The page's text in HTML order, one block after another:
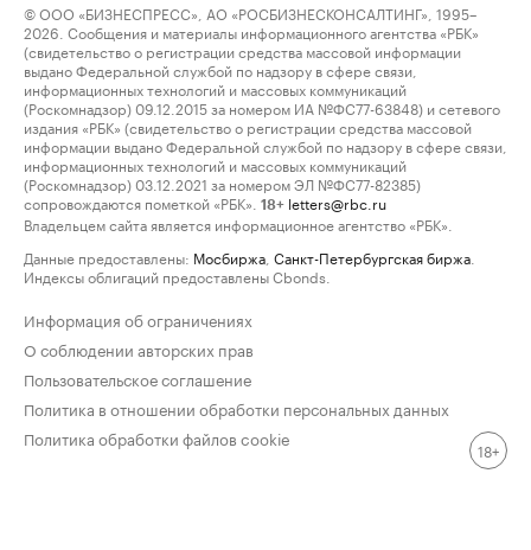
© ООО «БИЗНЕСПРЕСС», АО «РОСБИЗНЕСКОНСАЛТИНГ», 1995–
2026. Сообщения и материалы информационного агентства «РБК»
(свидетельство о регистрации средства массовой информации
выдано Федеральной службой по надзору в сфере связи,
информационных технологий и массовых коммуникаций
(Роскомнадзор) 09.12.2015 за номером ИА №ФС77-63848) и сетевого
издания «РБК» (свидетельство о регистрации средства массовой
информации выдано Федеральной службой по надзору в сфере связи,
информационных технологий и массовых коммуникаций
(Роскомнадзор) 03.12.2021 за номером ЭЛ №ФС77-82385)
сопровождаются пометкой «РБК».
18+ letters@rbc.ru
Владельцем сайта является информационное агентство «РБК».
Данные предоставлены: Мосбиржа Санкт-Петербургская биржа
Индексы облигаций предоставлены Cbonds.
Информация об ограничениях
О соблюдении авторских прав
Пользовательское соглашение
Политика в отношении обработки персональных данных
Политика обработки файлов cookie
18+